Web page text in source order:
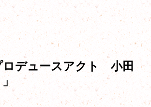
ロデュースアクト 小田